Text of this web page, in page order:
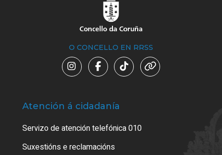
O CONCELLO EN RRSS
Atención á cidadanía
Servizo de atención telefónica 010
Suxestións e reclamacións